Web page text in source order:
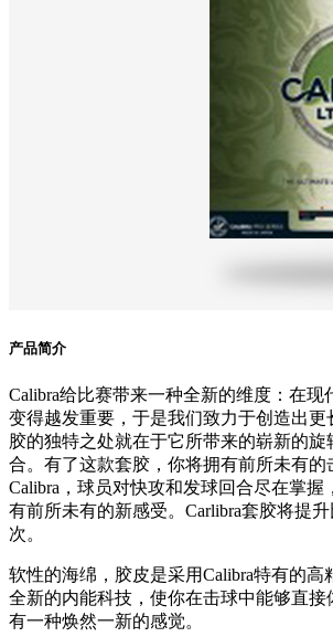
产品简介
Calibra给比赛带来一种全新的维度：在现
变得越发重要，于是我们致力于创造出更
胶的独特之处就在于它所带来的崭新的
合。有了这款套胶，你将拥有前所未有的
Calibra，球员对快攻和发球回合尽在掌握
有前所未有的新感受。Carlibra套胶将提
次。
软性的海绵，胶皮是采用Calibra特有的高
全新的内能科技，使你在击球中能够直接
有一种焕然一新的感觉。